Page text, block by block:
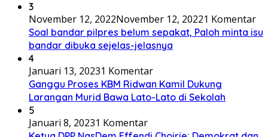
3
November 12, 2022November 12, 20221 Komentar
Soal bandar pilpres belum sepakat, Paloh minta isu
bandar dibuka sejelas-jelasnya
4
Januari 13, 20231 Komentar
Ganggu Proses KBM Ridwan Kamil Dukung
Larangan Murid Bawa Lato-Lato di Sekolah
5
Januari 8, 20231 Komentar